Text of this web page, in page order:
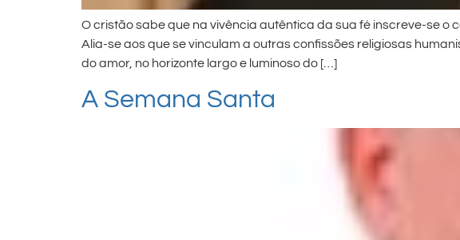
O cristão sabe que na vivência autêntica da sua fé inscreve-se
Alia-se aos que se vinculam a outras confissões religiosas
do amor, no horizonte largo e luminoso do […]
A Semana Santa